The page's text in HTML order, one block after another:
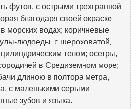
футов, с острыми трехгранной
благодаря своей окраске
морских водах; коричневые
людоеды, с шероховатой,
телом; осетры,
в Средиземном море;
длиною в полтора метра,
с маленькими серыми
зубов и языка.